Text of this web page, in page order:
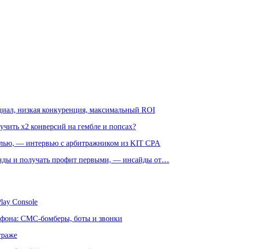
низкая конкуренция, максимальный ROI
х2 конверсий на гембле и попсах?
— интервью с арбитражником из KIT CPA
и получать профит первыми, — инсайды от…
Console
СМС-бомберы, боты и звонки